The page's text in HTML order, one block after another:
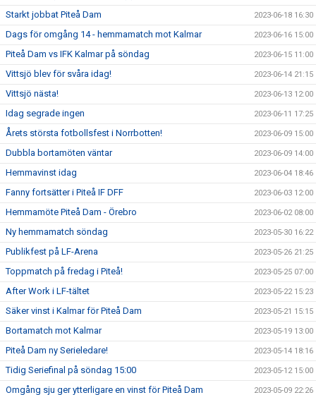
Starkt jobbat Piteå Dam 2023-06-18 16:30
Dags för omgång 14 - hemmamatch mot Kalmar 2023-06-16 15:00
Piteå Dam vs IFK Kalmar på söndag 2023-06-15 11:00
Vittsjö blev för svåra idag! 2023-06-14 21:15
Vittsjö nästa! 2023-06-13 12:00
Idag segrade ingen 2023-06-11 17:25
Årets största fotbollsfest i Norrbotten! 2023-06-09 15:00
Dubbla bortamöten väntar 2023-06-09 14:00
Hemmavinst idag 2023-06-04 18:46
Fanny fortsätter i Piteå IF DFF 2023-06-03 12:00
Hemmamöte Piteå Dam - Örebro 2023-06-02 08:00
Ny hemmamatch söndag 2023-05-30 16:22
Publikfest på LF-Arena 2023-05-26 21:25
Toppmatch på fredag i Piteå! 2023-05-25 07:00
After Work i LF-tältet 2023-05-22 15:23
Säker vinst i Kalmar för Piteå Dam 2023-05-21 15:15
Bortamatch mot Kalmar 2023-05-19 13:00
Piteå Dam ny Serieledare! 2023-05-14 18:16
Tidig Seriefinal på söndag 15:00 2023-05-12 15:00
Omgång sju ger ytterligare en vinst för Piteå Dam 2023-05-09 22:26